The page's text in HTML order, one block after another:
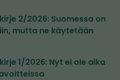
2/2026: Suomessa on
mutta ne käytetään
1/2026: Nyt ei ole aika